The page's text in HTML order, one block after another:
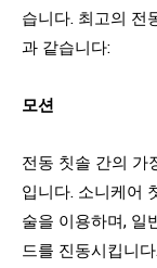
습니다. 최고의 전
과 같습니다:
모션
전동 칫솔 간의 가
입니다. 소니케어
술을 이용하며, 일
드를 진동시킵니